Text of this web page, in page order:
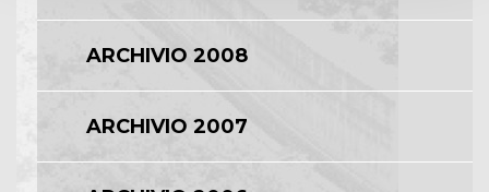
ARCHIVIO 2008
ARCHIVIO 2007